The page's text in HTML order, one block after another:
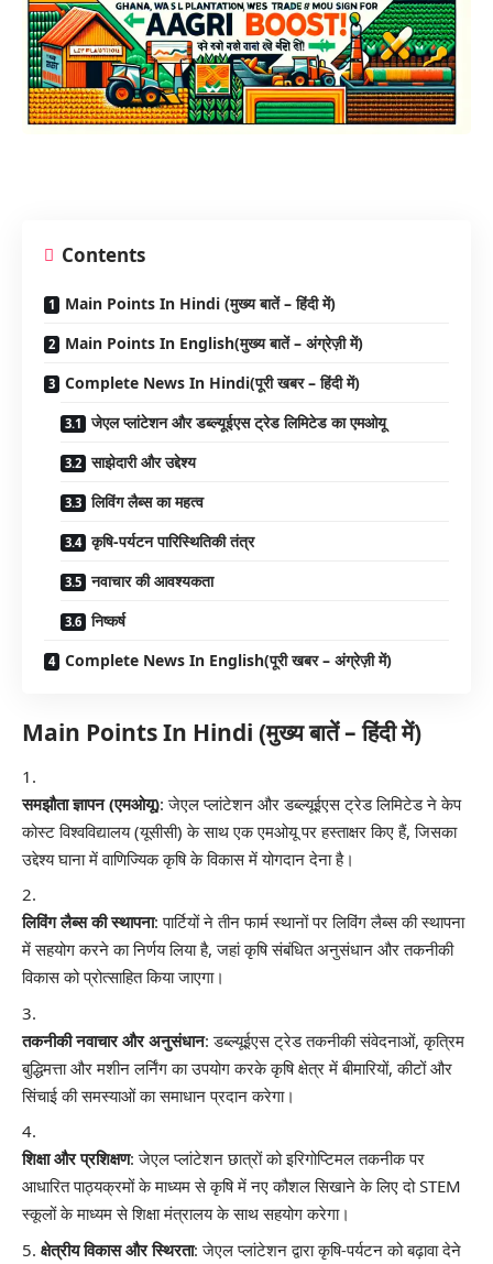
Contents
Main Points In Hindi (मुख्य बातें – हिंदी में)
Main Points In English(मुख्य बातें – अंग्रेज़ी में)
Complete News In Hindi(पूरी खबर – हिंदी में)
जेएल प्लांटेशन और डब्ल्यूईएस ट्रेड लिमिटेड का एमओयू
साझेदारी और उद्देश्य
लिविंग लैब्स का महत्व
कृषि-पर्यटन पारिस्थितिकी तंत्र
नवाचार की आवश्यकता
निष्कर्ष
Complete News In English(पूरी खबर – अंग्रेज़ी में)
Main Points In Hindi (मुख्य बातें – हिंदी में)
समझौता ज्ञापन (एमओयू): जेएल प्लांटेशन और डब्ल्यूईएस ट्रेड लिमिटेड ने केप
कोस्ट विश्वविद्यालय (यूसीसी) के साथ एक एमओयू पर हस्ताक्षर किए हैं, जिसका
उद्देश्य घाना में वाणिज्यिक कृषि के विकास में योगदान देना है।
लिविंग लैब्स की स्थापना: पार्टियों ने तीन फार्म स्थानों पर लिविंग लैब्स की स्थापना
में सहयोग करने का निर्णय लिया है, जहां कृषि संबंधित अनुसंधान और तकनीकी
विकास को प्रोत्साहित किया जाएगा।
तकनीकी नवाचार और अनुसंधान: डब्ल्यूईएस ट्रेड तकनीकी संवेदनाओं, कृत्रिम
बुद्धिमत्ता और मशीन लर्निंग का उपयोग करके कृषि क्षेत्र में बीमारियों, कीटों और
सिंचाई की समस्याओं का समाधान प्रदान करेगा।
शिक्षा और प्रशिक्षण: जेएल प्लांटेशन छात्रों को इरिगोप्टिमल तकनीक पर
आधारित पाठ्यक्रमों के माध्यम से कृषि में नए कौशल सिखाने के लिए दो STEM
स्कूलों के माध्यम से शिक्षा मंत्रालय के साथ सहयोग करेगा।
क्षेत्रीय विकास और स्थिरता: जेएल प्लांटेशन द्वारा कृषि-पर्यटन को बढ़ावा देने